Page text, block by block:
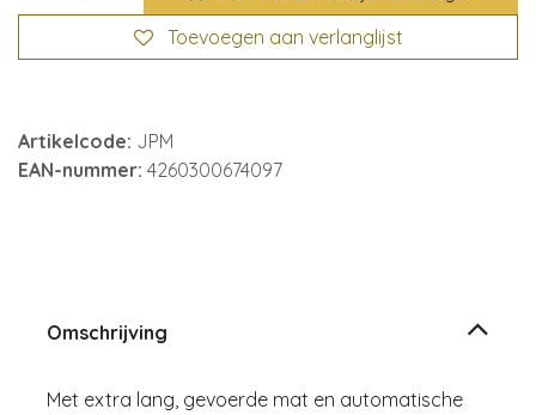
Toevoegen aan verlanglijst
Artikelcode: JPM
EAN-nummer: 4260300674097
Omschrijving
Met extra lang, gevoerde mat en automatische